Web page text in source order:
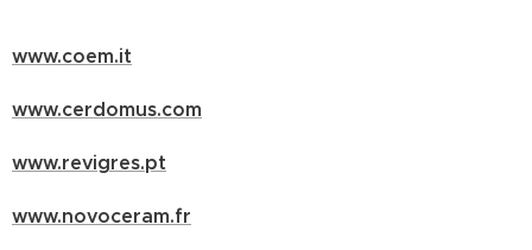
www.coem.it
www.cerdomus.com
www.revigres.pt
www.novoceram.fr